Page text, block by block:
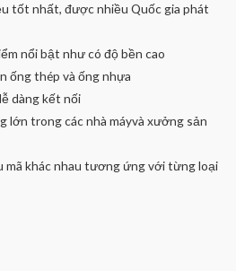
tốt nhất, được nhiều Quốc gia phát
nổi bật như có độ bền cao
ống thép và ống nhựa
dàng kết nối
trong các nhà máyvà xưởng sản
mã khác nhau tương ứng với từng loại